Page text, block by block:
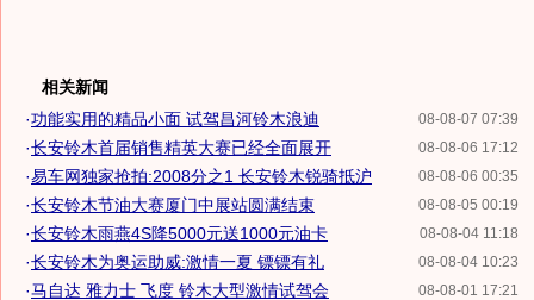
相关新闻
08-08-07 07:39
·功能实用的精品小面 试驾昌河铃木浪迪
08-08-06 17:12
·长安铃木首届销售精英大赛已经全面展开
08-08-06 00:35
·易车网独家抢拍:2008分之1 长安铃木锐骑抵沪
08-08-05 00:19
·长安铃木节油大赛厦门中展站圆满结束
08-08-04 11:18
·长安铃木雨燕4S降5000元送1000元油卡
08-08-04 10:23
·长安铃木为奥运助威:激情一夏 镖镖有礼
08-08-01 17:21
·马自达 雅力士 飞度 铃木大型激情试驾会